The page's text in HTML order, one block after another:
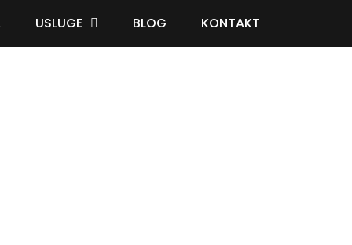
USLUGE BLOG KONTAKT